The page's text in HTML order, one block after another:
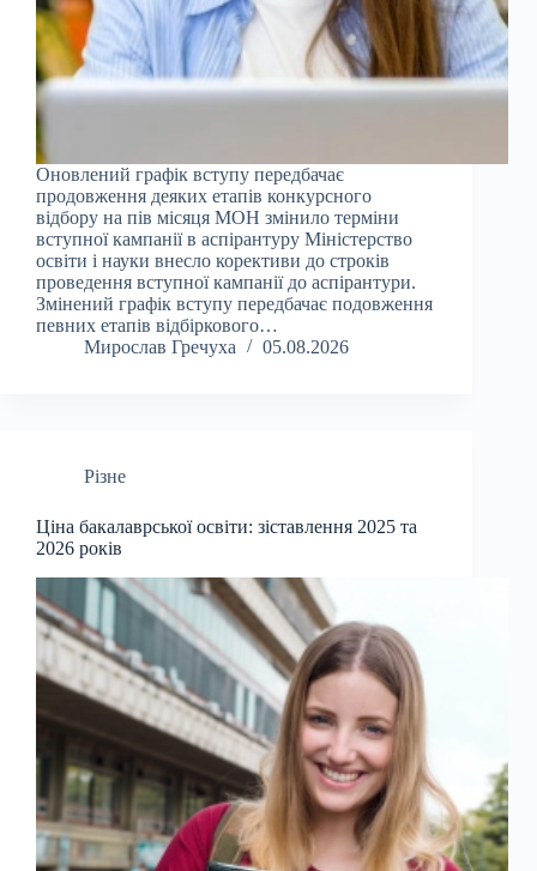
Оновлений графік вступу передбачає
продовження деяких етапів конкурсного
відбору на пів місяця МОН змінило терміни
вступної кампанії в аспірантуру Міністерство
освіти і науки внесло корективи до строків
проведення вступної кампанії до аспірантури.
Змінений графік вступу передбачає подовження
певних етапів відбіркового…
Мирослав Гречуха
05.08.2026
Різне
Ціна бакалаврської освіти: зіставлення 2025 та
2026 років